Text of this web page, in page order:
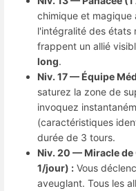
chimique et magique
l'intégralité des états
frappent un allié
long.
Niv. 17 — Équipe
saturez la zone de
invoquez
(caractéristiques
durée de 3 tours.
Niv. 20 — Miracle de
1/jour) : Vous
aveuglant. Tous les